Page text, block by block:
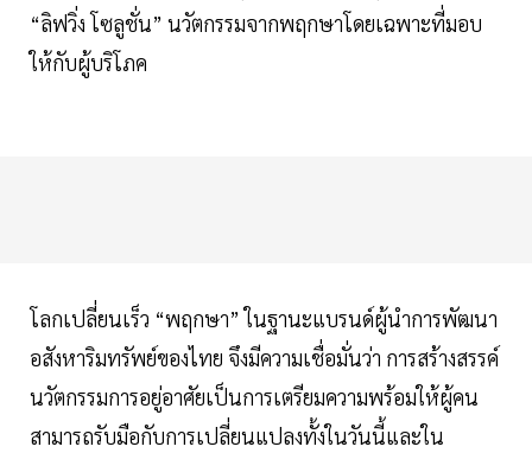
“ลิฟวิ่ง โซลูชั่น” นวัตกรรมจากพฤกษาโดยเฉพาะที่มอบ
ให้กับผู้บริโภค
โลกเปลี่ยนเร็ว “พฤกษา” ในฐานะแบรนด์ผู้นำการพัฒนา
อสังหาริมทรัพย์ของไทย จึงมีความเชื่อมั่นว่า การสร้างสรรค์
นวัตกรรมการอยู่อาศัยเป็นการเตรียมความพร้อมให้ผู้คน
สามารถรับมือกับการเปลี่ยนแปลงทั้งในวันนี้และใน